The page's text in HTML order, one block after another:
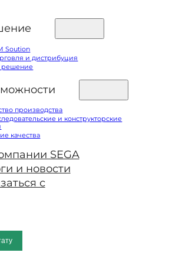
Soution
и дистрибуция
решение
производства
и конструкторские
качества
SEGA
и новости
с